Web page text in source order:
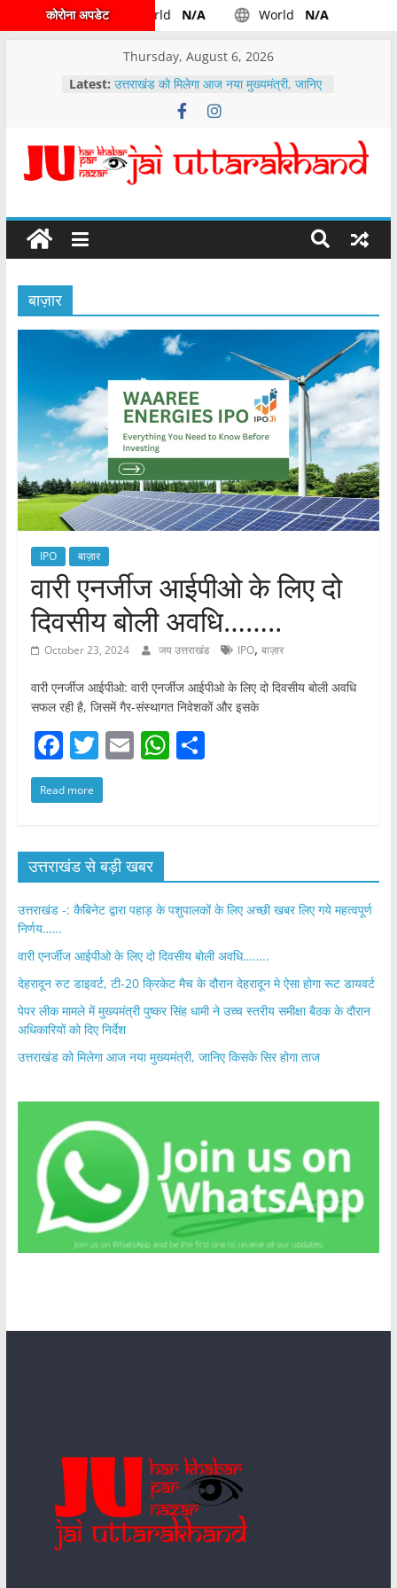
Thursday, August 6, 2026
Latest: उत्तराखंड को मिलेगा आज नया मुख्यमंत्री, जानिए
किसके सिर होगा ताज
उत्तराखंड -: कैबिनेट द्वारा पहाड़ के पशुपालकों के
वारी एनर्जीज आईपीओ के लिए दो दिवसीय बोली
अवधि……..
देहरादून रुट डाइवर्ट, टी-20 क्रिकेट मैच के
पेपर लीक मामले में मुख्यमंत्री पुष्कर सिंह धामी ने
उच्च स्तरीय समीक्षा बैठक के दौरान अधिकारियों
को दिए निर्देश
बाज़ार
IPO बाज़ार
वारी एनर्जीज आईपीओ के लिए दो
दिवसीय बोली अवधि……..
October 23, 2024 जय उत्तराखंड IPO, बाज़ार
वारी एनर्जीज आईपीओ: वारी एनर्जीज आईपीओ के लिए दो दिवसीय बोली अवधि
सफल रही है, जिसमें गैर-संस्थागत निवेशकों और इसके
F
a
c
b
o
o
k
T
w
itt
E W
p
p
S
Read more
उत्तराखंड से बड़ी खबर
उत्तराखंड -: कैबिनेट द्वारा पहाड़ के पशुपालकों के लिए अच्छी खबर लिए गये महत्वपूर्ण
निर्णय……
वारी एनर्जीज आईपीओ के लिए दो दिवसीय बोली अवधि……..
देहरादून रुट डाइवर्ट, टी-20 क्रिकेट मैच के दौरान देहरादून मे ऐसा होगा रूट डायवर्ट
पेपर लीक मामले में मुख्यमंत्री पुष्कर सिंह धामी ने उच्च स्तरीय समीक्षा बैठक के दौरान
अधिकारियों को दिए निर्देश
उत्तराखंड को मिलेगा आज नया मुख्यमंत्री, जानिए किसके सिर होगा ताज
कोरोना अपडेट World N/A World N/A